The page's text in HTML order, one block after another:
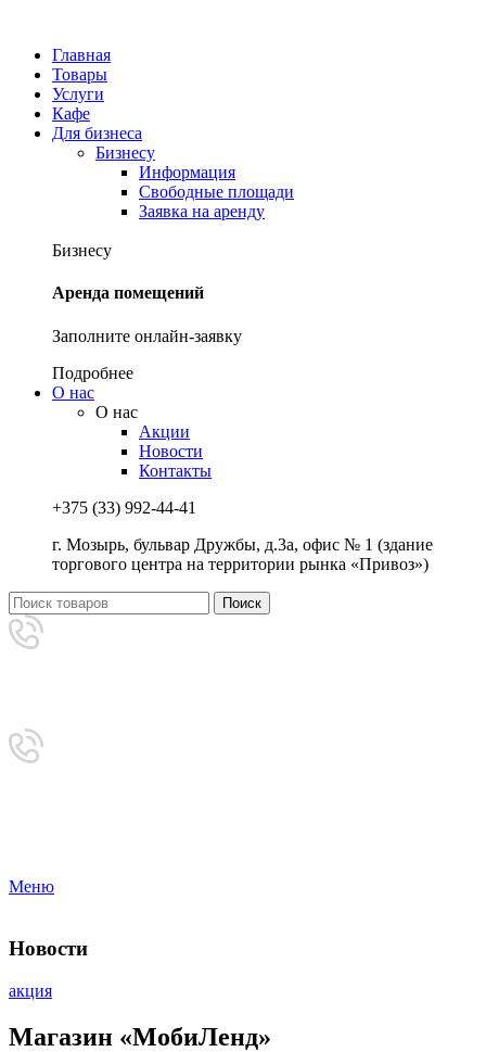
Главная
Товары
Услуги
Кафе
Для бизнеса
Бизнесу
Информация
Свободные площади
Заявка на аренду
Бизнесу
Аренда помещений
Заполните онлайн-заявку
Подробнее
О нас
О нас
Акции
Новости
Контакты
+375 (33) 992-44-41
г. Мозырь, бульвар Дружбы, д.3а, офис № 1 (здание
торгового центра на территории рынка «Привоз»)
Поиск
Меню
Новости
акция
Магазин «МобиЛенд»